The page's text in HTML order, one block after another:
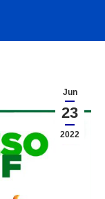
Jun
23
2022